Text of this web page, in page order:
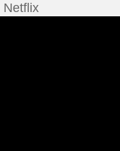
Netflix